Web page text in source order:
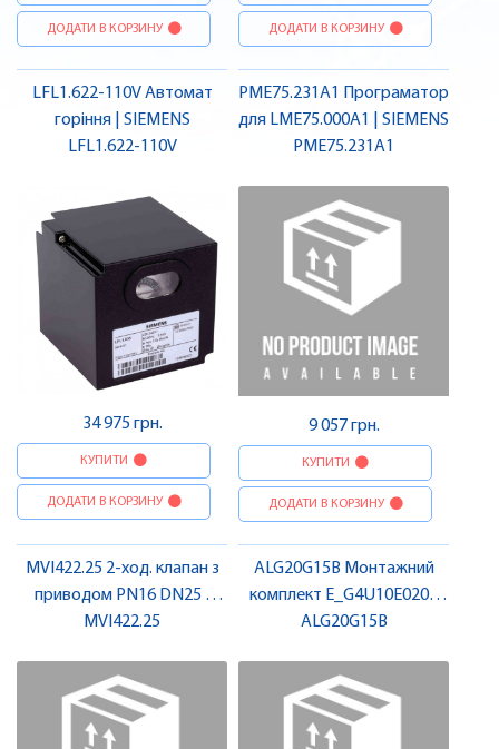
ДОДАТИ В КОРЗИНУ ДОДАТИ В КОРЗИНУ
LFL1.622-110V Автомат
горіння | SIEMENS
LFL1.622-110V
34 975 грн.
КУПИТИ
ДОДАТИ В КОРЗИНУ
PME75.231A1 Програматор
для LME75.000A1 | SIEMENS
PME75.231A1
9 057 грн.
КУПИТИ
ДОДАТИ В КОРЗИНУ
MVI422.25 2-ход. клапан з
приводом PN16 DN25 |
SIEMENS
MVI422.25
ALG20G15B Монтажний
комплект E_G4U10E020 |
SIEMENS
ALG20G15B